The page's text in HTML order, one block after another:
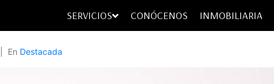
SERVICIOS CONÓCENOS INMOBILIARIA
En Destacada